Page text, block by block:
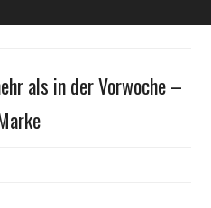
als in der Vorwoche –